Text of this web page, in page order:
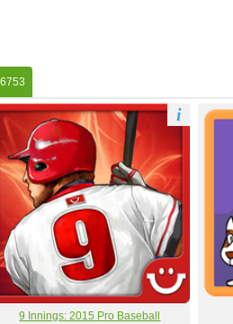
9 Innings: 2015 Pro Baseball
i